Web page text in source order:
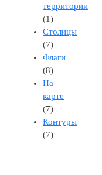
территории
(1)
Столицы
(7)
Флаги
(8)
На
карте
(7)
Контуры
(7)